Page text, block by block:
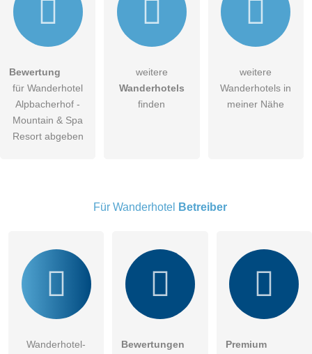
DieDatenschutzerklärunghabe ich zur Kenntnis genommen.
öffentliche Frage stellen
Wanderhotel-Eintrag zu stellen.
Bewertung
für Wanderhotel
Alpbacherhof -
Mountain & Spa
Resort abgeben
weitere
Wanderhotels
finden
weitere
Wanderhotels in
meiner Nähe
Für Wanderhotel Betreiber
Wanderhotel-
Bewertungen
Premium